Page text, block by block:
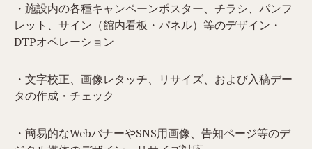
・施設内の各種キャンペーンポスター、チラシ、パンフ
レット、サイン（館内看板・パネル）等のデザイン・
DTPオペレーション
・文字校正、画像レタッチ、リサイズ、および入稿デー
タの作成・チェック
・簡易的なWebバナーやSNS用画像、告知ページ等のデ